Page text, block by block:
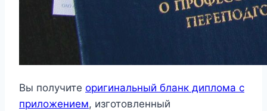
Вы получите оригинальный бланк диплома с
приложением, изготовленный